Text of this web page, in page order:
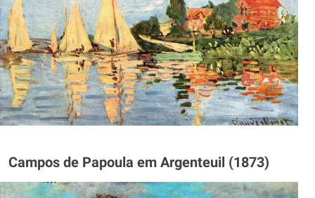
Campos de Papoula em Argenteuil (1873)